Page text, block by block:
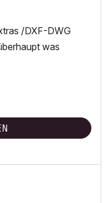
/DXF-DWG
was